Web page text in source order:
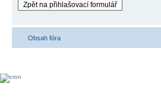
Zpět na přihlašovací formulář
Obsah fóra